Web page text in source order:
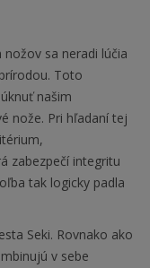
nožov sa neradi lúčia
Toto
našim
nože. Pri hľadaní tej
zabezpečí integritu
tak logicky padla
Seki. Rovnako ako
v sebe